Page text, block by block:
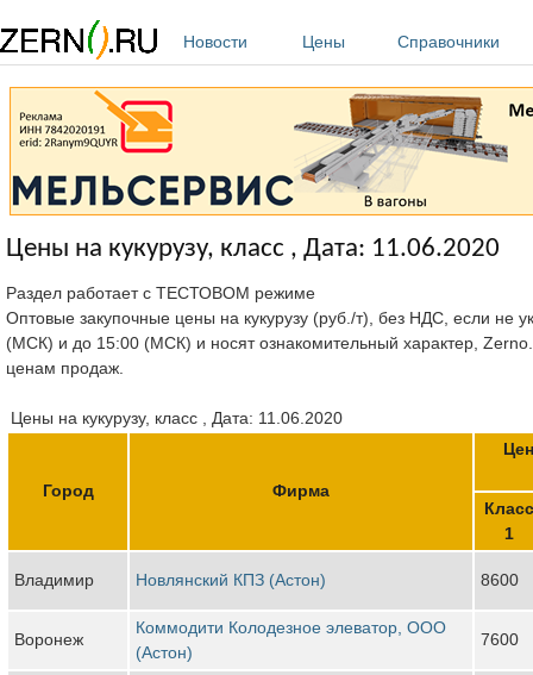
Новости
Цены Справочники
Цены на кукурузу, класс , Дата: 11.06.2020
Раздел работает с ТЕСТОВОМ режиме
Оптовые закупочные цены на кукурузу (руб./т), без НДС, если не
(МСК) и до 15:00 (МСК) и носят ознакомительный характер,
ценам продаж.
Цены на кукурузу, класс , Дата: 11.06.2020
Город Фирма
Класс
1
Владимир Новлянский КПЗ (Астон) 8600
Воронеж
Коммодити Колодезное элеватор, ООО
(Астон)
7600